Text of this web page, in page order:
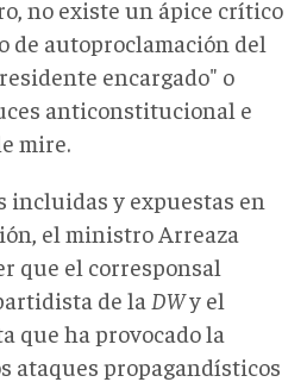
no existe un ápice crítico
de autoproclamación del
encargado" o
anticonstitucional e
mire.
incluidas y expuestas en
el ministro Arreaza
que el corresponsal
de la DWy el
que ha provocado la
ataques propagandísticos